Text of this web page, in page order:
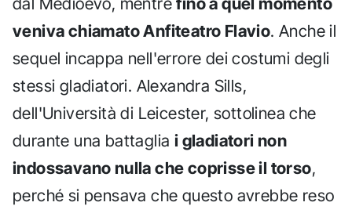
veniva chiamato Anfiteatro Flavio. Anche il
sequel incappa nell'errore dei costumi degli
stessi gladiatori. Alexandra Sills,
dell'Università di Leicester, sottolinea che
durante una battaglia i gladiatori non
indossavano nulla che coprisse il torso,
perché si pensava che questo avrebbe reso